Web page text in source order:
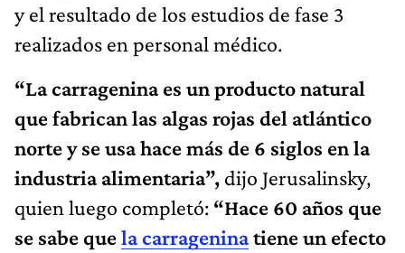
y el resultado de los estudios de fase 3
realizados en personal médico.
“La carragenina es un producto natural
que fabrican las algas rojas del atlántico
norte y se usa hace más de 6 siglos en la
industria alimentaria”, dijo Jerusalinsky,
quien luego completó: “Hace 60 años que
se sabe quela carrageninatiene un efecto